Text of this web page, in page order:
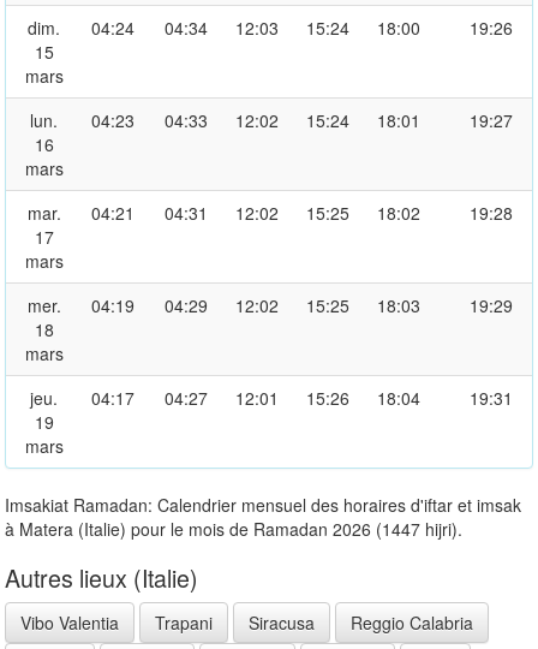
dim.
15
mars
04:24 04:34 12:03 15:24 18:00 19:26
lun.
16
mars
04:23 04:33 12:02 15:24 18:01 19:27
mar.
17
mars
04:21 04:31 12:02 15:25 18:02 19:28
mer.
18
mars
04:19 04:29 12:02 15:25 18:03 19:29
jeu.
19
mars
04:17 04:27 12:01 15:26 18:04 19:31
Imsakiat Ramadan: Calendrier mensuel des horaires d'iftar et imsak
à Matera (Italie) pour le mois de Ramadan 2026 (1447 hijri).
Autres lieux (Italie)
Vibo Valentia Trapani Siracusa
Reggio Calabria